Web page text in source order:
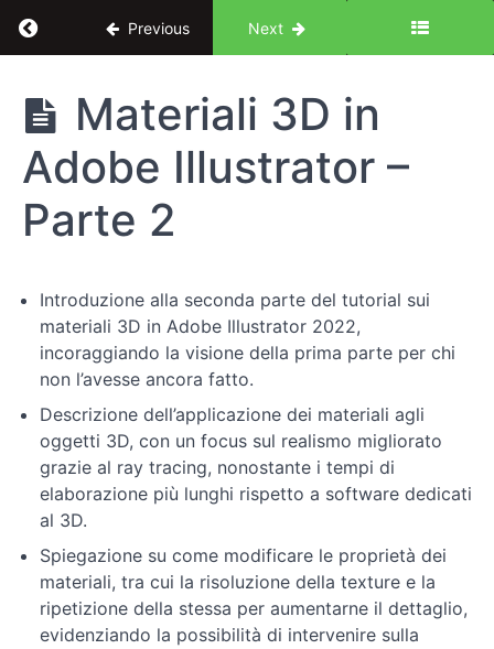
Return to course: Illustrator per UX Design: le
Previous Next
Illustrator
per UX
Design:
le basi
Introduzione
Fondamenti
Illustrator
Pratiche
avanzate
con
Illustrator
Esercitazioni
pratiche
Materiali 3D in
Adobe Illustrator –
Parte 2
Introduzione alla seconda parte del tutorial sui
materiali 3D in Adobe Illustrator 2022,
incoraggiando la visione della prima parte per chi
non l’avesse ancora fatto.
Descrizione dell’applicazione dei materiali agli
oggetti 3D, con un focus sul realismo migliorato
grazie al ray tracing, nonostante i tempi di
elaborazione più lunghi rispetto a software dedicati
al 3D.
Spiegazione su come modificare le proprietà dei
materiali, tra cui la risoluzione della texture e la
ripetizione della stessa per aumentarne il dettaglio,
evidenziando la possibilità di intervenire sulla